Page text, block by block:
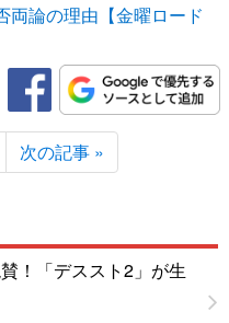
両論の理由【金曜ロード
次の記事 »
！「デススト2」が生